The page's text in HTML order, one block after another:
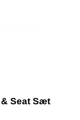
Seat Sæt